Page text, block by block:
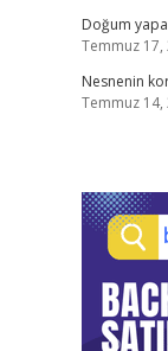
Doğum
Temmuz 17,
Nesnenin
Temmuz 14,